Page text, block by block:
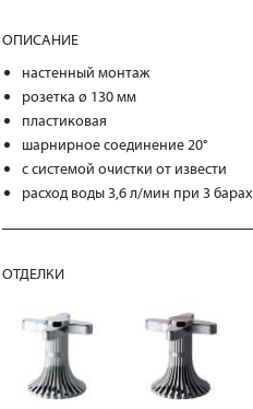
ОПИСАНИЕ
настенный монтаж
розетка ø 130 мм
пластиковая
шарнирное соединение 20°
с системой очистки от извести
расход воды 3,6 л/мин при 3 барах
ОТДЕЛКИ